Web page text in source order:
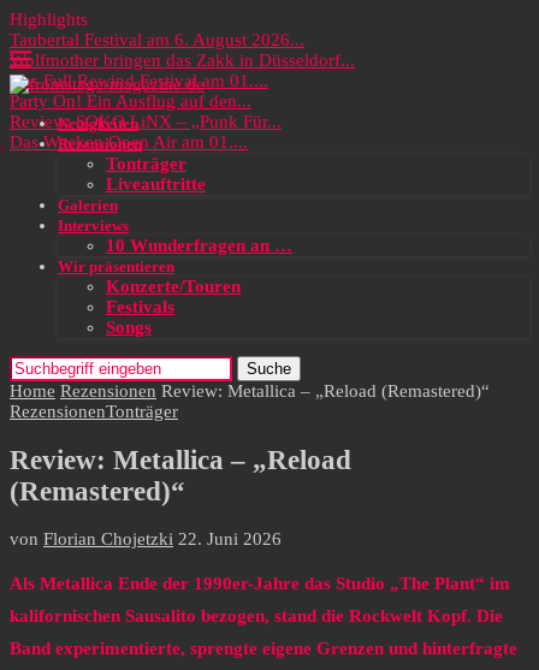
Highlights
Taubertal Festival am 6. August 2026...
Wolfmother bringen das Zakk in Düsseldorf...
Das Full Rewind Festival am 01....
Party On! Ein Ausflug auf den...
Review: SOKO LiNX – „Punk Für...
Das Wacken Open Air am 01....
Neuigkeiten
Rezensionen
Tonträger
Liveauftritte
Galerien
Interviews
10 Wunderfragen an …
Wir präsentieren
Konzerte/Touren
Festivals
Songs
Suche
Home Rezensionen Review: Metallica – „Reload (Remastered)“
RezensionenTonträger
Review: Metallica – „Reload
(Remastered)“
von Florian Chojetzki 22. Juni 2026
Als Metallica Ende der 1990er-Jahre das Studio „The Plant“ im
kalifornischen Sausalito bezogen, stand die Rockwelt Kopf. Die
Band experimentierte, sprengte eigene Grenzen und hinterfragte